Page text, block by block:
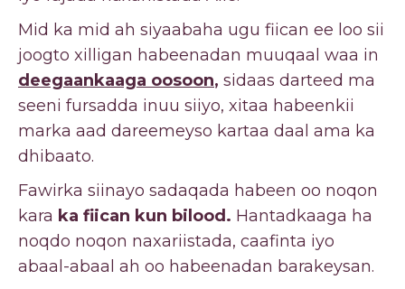
Mid ka mid ah siyaabaha ugu fiican ee loo sii
joogto xilligan habeenadan muuqaal waa in
deegaankaaga oosoon, sidaas darteed ma
seeni fursadda inuu siiyo, xitaa habeenkii
marka aad dareemeyso kartaa daal ama ka
dhibaato.
Fawirka siinayo sadaqada habeen oo noqon
kara ka fiican kun bilood. Hantadkaaga ha
noqdo noqon naxariistada, caafinta iyo
abaal-abaal ah oo habeenadan barakeysan.